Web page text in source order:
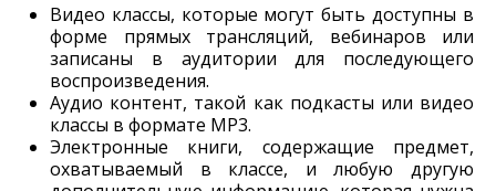
Видео классы, которые могут быть доступны в
форме прямых трансляций, вебинаров или
записаны в аудитории для последующего
воспроизведения.
Аудио контент, такой как подкасты или видео
классы в формате MP3.
Электронные книги, содержащие предмет,
охватываемый в классе, и любую другую